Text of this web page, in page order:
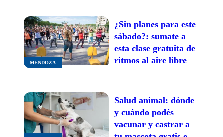
MENDOZA
¿Sin planes para este
sábado?: sumate a
esta clase gratuita de
ritmos al aire libre
Salud animal: dónde
y cuándo podés
vacunar y castrar a